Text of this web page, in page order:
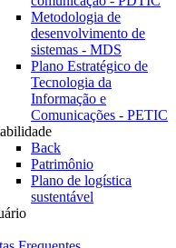
Metodologia de
desenvolvimento de
sistemas - MDS
Plano Estratégico de
Tecnologia da
Informação e
Comunicações - PETIC
Back
Patrimônio
Plano de logística
sustentável